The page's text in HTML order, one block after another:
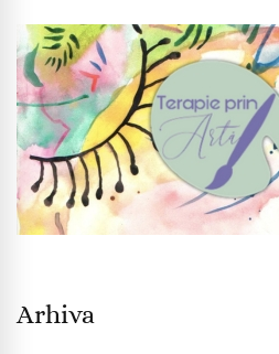
Arhiva